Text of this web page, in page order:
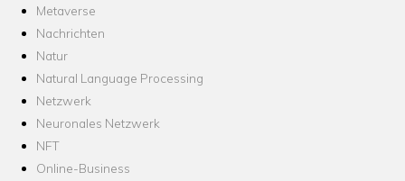
Metaverse
Nachrichten
Natur
Natural Language Processing
Netzwerk
Neuronales Netzwerk
NFT
Online-Business